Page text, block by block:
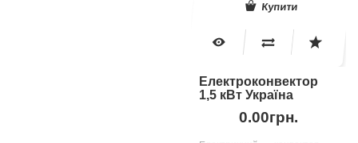
Купити
Електроконвектор
1,5 кВт Україна
0.00грн.